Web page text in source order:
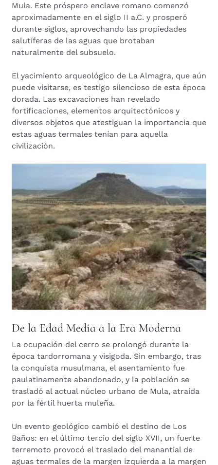
Mula. Este próspero enclave romano comenzó
aproximadamente en el siglo II a.C. y prosperó
durante siglos, aprovechando las propiedades
salutíferas de las aguas que brotaban
naturalmente del subsuelo.
El yacimiento arqueológico de La Almagra, que aún
puede visitarse, es testigo silencioso de esta época
dorada. Las excavaciones han revelado
fortificaciones, elementos arquitectónicos y
diversos objetos que atestiguan la importancia que
estas aguas termales tenían para aquella
civilización.
De la Edad Media a la Era Moderna
La ocupación del cerro se prolongó durante la
época tardorromana y visigoda. Sin embargo, tras
la conquista musulmana, el asentamiento fue
paulatinamente abandonado, y la población se
trasladó al actual núcleo urbano de Mula, atraída
por la fértil huerta muleña.
Un evento geológico cambió el destino de Los
Baños: en el último tercio del siglo XVII, un fuerte
terremoto provocó el traslado del manantial de
aguas termales de la margen izquierda a la margen